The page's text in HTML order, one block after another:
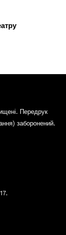
Передрук
заборонений.